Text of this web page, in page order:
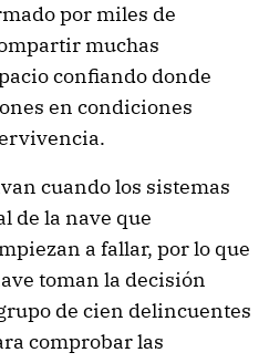
por miles de
muchas
confiando donde
en condiciones
cuando los sistemas
de la nave que
a fallar, por lo que
toman la decisión
de cien delincuentes
comprobar las